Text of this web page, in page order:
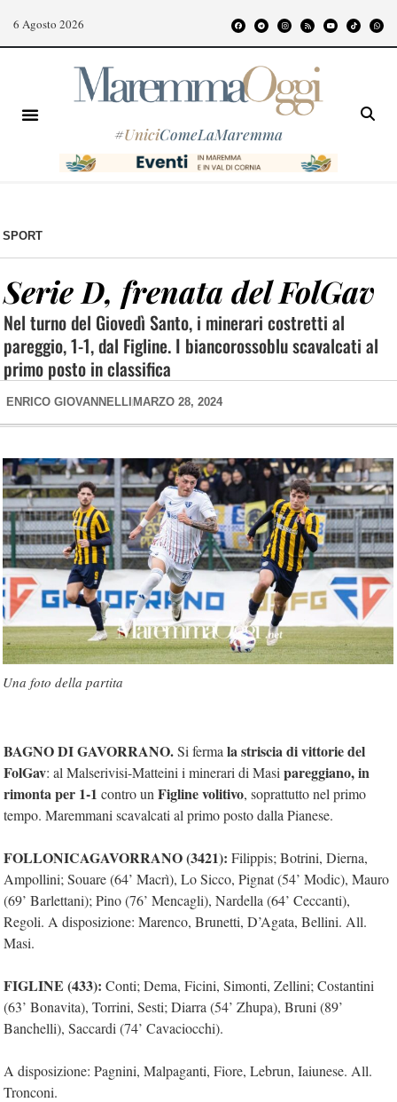
6 Agosto 2026
#UniciComeLaMaremma
SPORT
Serie D, frenata del FolGav
Nel turno del Giovedì Santo, i minerari costretti al
pareggio, 1-1, dal Figline. I biancorossoblu scavalcati al
primo posto in classifica
ENRICO GIOVANNELLI MARZO 28, 2024
Una foto della partita
BAGNO DI GAVORRANO.Si ferma la striscia di vittorie del
FolGav: al Malserivisi-Matteini i minerari di Masi pareggiano, in
rimonta per 1-1 contro un Figline volitivo, soprattutto nel primo
tempo. Maremmani scavalcati al primo posto dalla Pianese.
FOLLONICAGAVORRANO (3421): Filippis; Botrini, Dierna,
Ampollini; Souare (64’ Macrì), Lo Sicco, Pignat (54’ Modic), Mauro
(69’ Barlettani); Pino (76’ Mencagli), Nardella (64’ Ceccanti),
Regoli. A disposizione: Marenco, Brunetti, D’Agata, Bellini. All.
Masi.
FIGLINE (433): Conti; Dema, Ficini, Simonti, Zellini; Costantini
(63’ Bonavita), Torrini, Sesti; Diarra (54’ Zhupa), Bruni (89’
Banchelli), Saccardi (74’ Cavaciocchi).
A disposizione: Pagnini, Malpaganti, Fiore, Lebrun, Iaiunese. All.
Tronconi.